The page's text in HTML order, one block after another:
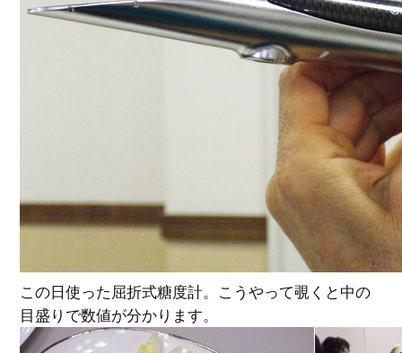
この日使った屈折式糖度計。こうやって覗くと中の
目盛りで数値が分かります。